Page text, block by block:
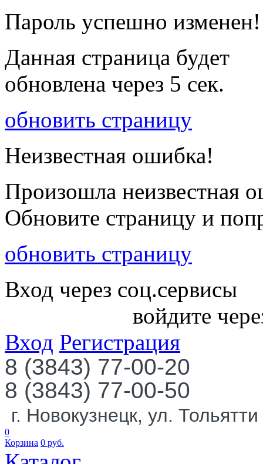
Пароль успешно изменен!
Данная страница будет
обновлена через 5 сек.
обновить страницу
Неизвестная ошибка!
Произошла неизвестная
Обновите страницу и
обновить страницу
Вход через соц.сервисы
войдите
Вход Регистрация
8 (3843) 77-00-20
8 (3843) 77-00-50
г. Новокузнецк, ул.
0
Корзина 0 руб.